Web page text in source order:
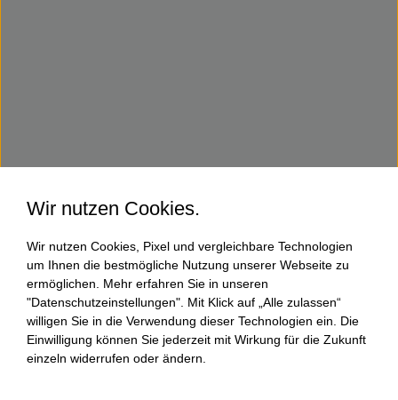
Wir nutzen Cookies.
Wir nutzen Cookies, Pixel und vergleichbare Technologien
um Ihnen die bestmögliche Nutzung unserer Webseite zu
ermöglichen. Mehr erfahren Sie in unseren
"Datenschutzeinstellungen". Mit Klick auf „Alle zulassen“
willigen Sie in die Verwendung dieser Technologien ein. Die
Einwilligung können Sie jederzeit mit Wirkung für die Zukunft
einzeln widerrufen oder ändern.